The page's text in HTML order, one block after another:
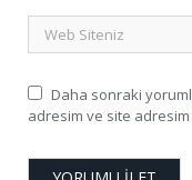
Daha sonraki
adresim ve site adresim